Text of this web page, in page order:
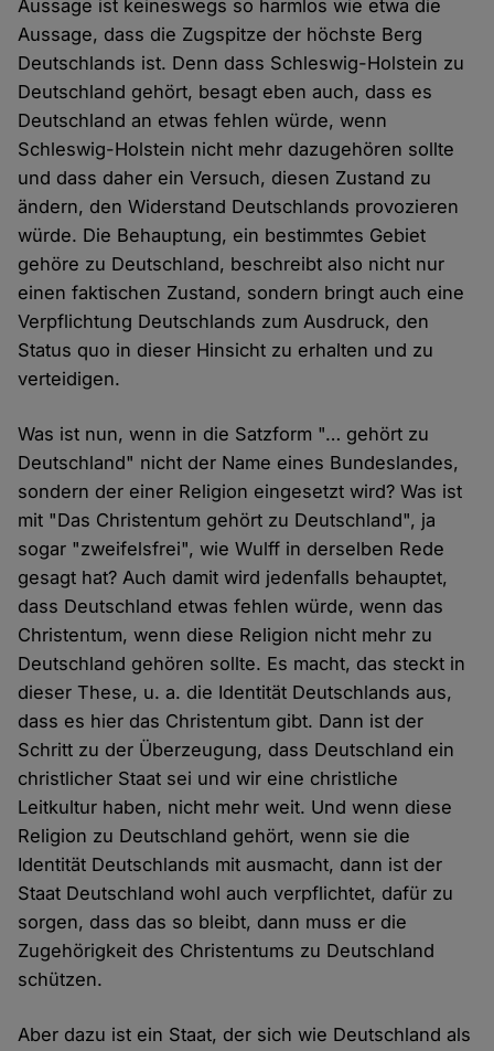
Aussage ist keineswegs so harmlos wie etwa die
Aussage, dass die Zugspitze der höchste Berg
Deutschlands ist. Denn dass Schleswig-Holstein zu
Deutschland gehört, besagt eben auch, dass es
Deutschland an etwas fehlen würde, wenn
Schleswig-Holstein nicht mehr dazugehören sollte
und dass daher ein Versuch, diesen Zustand zu
ändern, den Widerstand Deutschlands provozieren
würde. Die Behauptung, ein bestimmtes Gebiet
gehöre zu Deutschland, beschreibt also nicht nur
einen faktischen Zustand, sondern bringt auch eine
Verpflichtung Deutschlands zum Ausdruck, den
Status quo in dieser Hinsicht zu erhalten und zu
verteidigen.
Was ist nun, wenn in die Satzform "… gehört zu
Deutschland" nicht der Name eines Bundeslandes,
sondern der einer Religion eingesetzt wird? Was ist
mit "Das Christentum gehört zu Deutschland", ja
sogar "zweifelsfrei", wie Wulff in derselben Rede
gesagt hat? Auch damit wird jedenfalls behauptet,
dass Deutschland etwas fehlen würde, wenn das
Christentum, wenn diese Religion nicht mehr zu
Deutschland gehören sollte. Es macht, das steckt in
dieser These, u. a. die Identität Deutschlands aus,
dass es hier das Christentum gibt. Dann ist der
Schritt zu der Überzeugung, dass Deutschland ein
christlicher Staat sei und wir eine christliche
Leitkultur haben, nicht mehr weit. Und wenn diese
Religion zu Deutschland gehört, wenn sie die
Identität Deutschlands mit ausmacht, dann ist der
Staat Deutschland wohl auch verpflichtet, dafür zu
sorgen, dass das so bleibt, dann muss er die
Zugehörigkeit des Christentums zu Deutschland
schützen.
Aber dazu ist ein Staat, der sich wie Deutschland als